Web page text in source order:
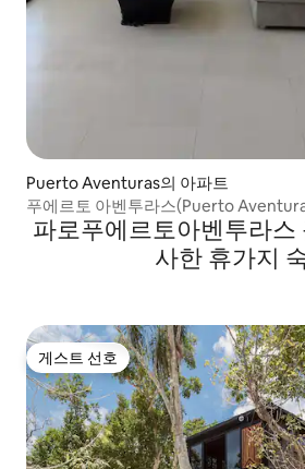
Puerto Aventuras의 아파트
푸에르토 아벤투라스(Puerto
셔리, 차별화
파로푸에르토아벤투라스
사한 휴가지
게스트 선호
게스트 선호